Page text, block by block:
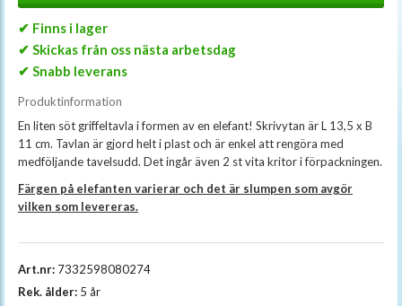
✔ Finns i lager
✔ Skickas från oss nästa arbetsdag
✔ Snabb leverans
Produktinformation
En liten söt griffeltavla i formen av en elefant! Skrivytan är L 13,5 x B
11 cm. Tavlan är gjord helt i plast och är enkel att rengöra med
medföljande tavelsudd. Det ingår även 2 st vita kritor i förpackningen.
Färgen på elefanten varierar och det är slumpen som avgör
vilken som levereras.
Art.nr: 7332598080274
Rek. ålder: 5 år